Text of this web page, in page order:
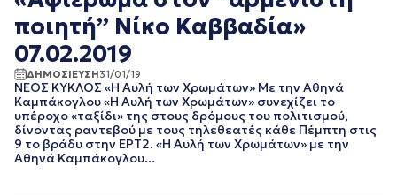
ΜΑΡΤΙΟΣ 2022
ΦΕΒΡΟΥΑΡΙΟΣ 2022
ΝΟΕΜΒΡΙΟΣ 2021
ΟΚΤΩΒΡΙΟΣ 2021
ΣΕΠΤΕΜΒΡΙΟΣ 2021
ΑΥΓΟΥΣΤΟΣ 2021
ποιητή” Νίκο Καββαδία»
07.02.2019
ΔΗΜΟΣΙΕΥΣΗ31/01/19
ΝΕΟΣ ΚΥΚΛΟΣ «Η Αυλή των Χρωμάτων» Με την Αθηνά
Καμπάκογλου «Η Αυλή των Χρωμάτων» συνεχίζει το
υπέροχο «ταξίδι» της στους δρόμους του πολιτισμού,
δίνοντας ραντεβού με τους τηλεθεατές κάθε Πέμπτη στις
9 το βράδυ στην ΕΡΤ2. «Η Αυλή των Χρωμάτων» με την
Αθηνά Καμπάκογλου...